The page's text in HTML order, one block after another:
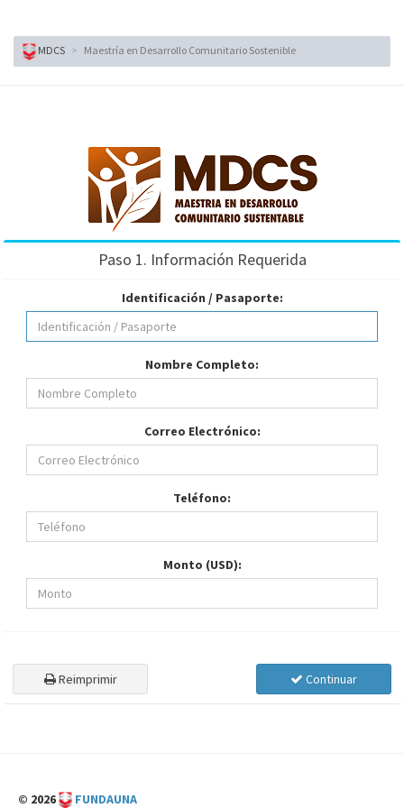
MDCS Maestría en Desarrollo Comunitario Sostenible
Paso 1. Información Requerida
Identificación / Pasaporte:
Nombre Completo:
Correo Electrónico:
Teléfono:
Monto (USD):
Continuar
Reimprimir
© 2026 FUNDAUNA